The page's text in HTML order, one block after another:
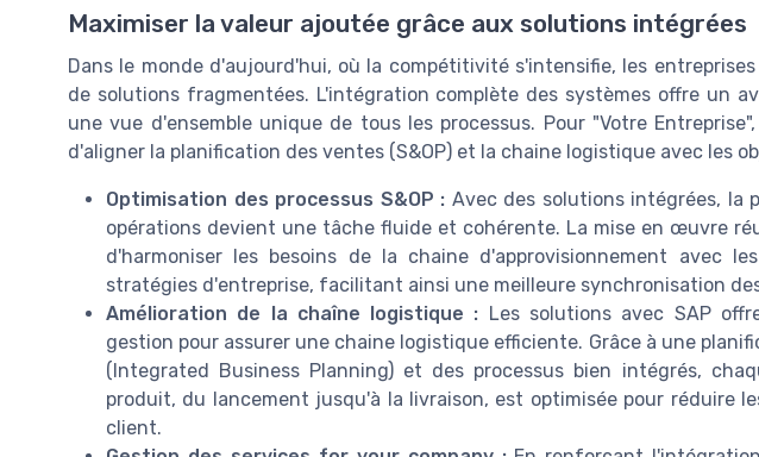
Maximiser la valeur ajoutée grâce aux solutions intégrées
Dans le monde d'aujourd'hui, où la compétitivité s'intensifie, les
de solutions fragmentées. L'intégration complète des systèmes offre un
une vue d'ensemble unique de tous les processus. Pour "Votre
d'aligner la planification des ventes (S&OP) et la chaine logistique avec les
Optimisation des processus S&OP : Avec des solutions intégrées, la
opérations devient une tâche fluide et cohérente. La mise en œuvre
d'harmoniser les besoins de la chaine d'approvisionnement avec
stratégies d'entreprise, facilitant ainsi une meilleure synchronisation
Amélioration de la chaîne logistique : Les solutions avec SAP
gestion pour assurer une chaine logistique efficiente. Grâce à une
(Integrated Business Planning) et des processus bien intégrés,
produit, du lancement jusqu'à la livraison, est optimisée pour réduire
client.